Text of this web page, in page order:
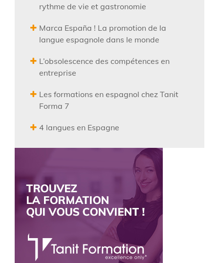
rythme de vie et gastronomie
Marca España ! La promotion de la
langue espagnole dans le monde
L’obsolescence des compétences en
entreprise
Les formations en espagnol chez Tanit
Forma 7
4 langues en Espagne